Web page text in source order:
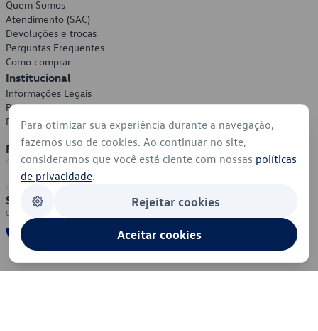
Quem Somos
Atendimento (SAC)
Devoluções e trocas
Perguntas Frequentes
Como comprar
Institucional
Informações Legais
Política de Privacidade
Política de Cookies
Formas de Pagamento
Segurança
Para otimizar sua experiência durante a navegação,
fazemos uso de cookies. Ao continuar no site,
consideramos que você está ciente com nossas políticas
de privacidade.
Rejeitar cookies
Aceitar cookies